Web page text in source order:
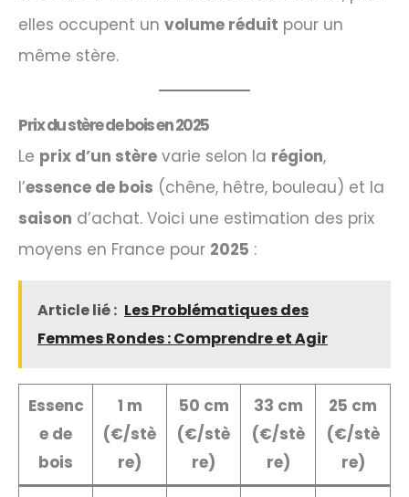
elles occupent un volume réduit pour un
même stère.
Prix du stère de bois en 2025
Le prix d’un stère varie selon la région,
l’essence de bois (chêne, hêtre, bouleau) et la
saison d’achat. Voici une estimation des prix
moyens en France pour 2025 :
Article lié : Les Problématiques des
Femmes Rondes : Comprendre et Agir
Essenc
e de
bois
1 m
(€/stè
re)
50 cm
(€/stè
re)
33 cm
(€/stè
re)
25 cm
(€/stè
re)